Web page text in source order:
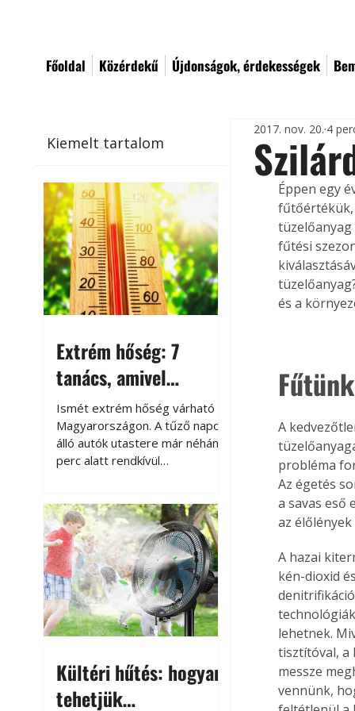
Főoldal Közérdekű Újdonságok, érdekességek
Kiemelt tartalom
Extrém hőség: 7
tanács, amivel
megóvhatjuk
autónkat a nyári
károktól
Ismét extrém hőség várható
Magyarországon. A tűző napon
álló autók utastere már néhány
perc alatt rendkívül
megközelítheti. Ez nemcsak a
beszállást teszi kellemetlenné,
hanem az autó állapotára és a
benne hagyott tárgyakra is
káros hatással lehet. Néhány
egyszerű óvintézkedéssel
azonban jelentősen
csökkenthetjük a hőség káros
Kültéri hűtés: hogyan
tehetjük
2017. nov. 20. 4
Éppen egy
fűtőértékük,
tüzelőanyag
fűtési
és a
A
probléma
Az égetés
a savas eső
az
A hazai
kén-dioxid
lehetnek.
tisztítóval, a
messze
vennünk,